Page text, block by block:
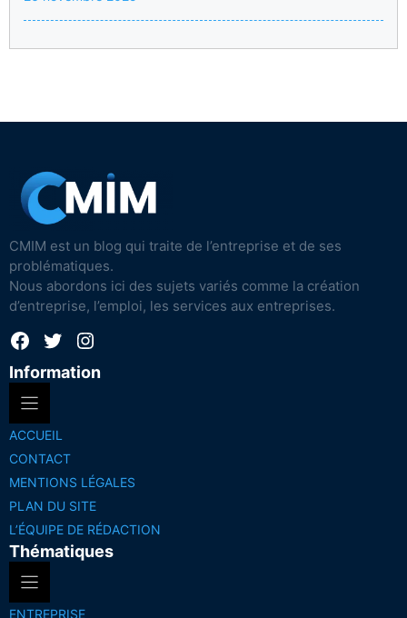
CMIM est un blog qui traite de l’entreprise et de ses
problématiques.
Nous abordons ici des sujets variés comme la création
d’entreprise, l’emploi, les services aux entreprises.
Facebook
TwitterInstagram
Information
ACCUEIL
CONTACT
MENTIONS LÉGALES
PLAN DU SITE
L’ÉQUIPE DE RÉDACTION
Thématiques
ENTREPRISE